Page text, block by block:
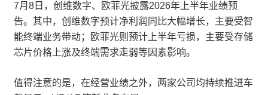
7月8日，创维数字、欧菲光披露2026年上半年业绩预
告。其中，创维数字预计净利润同比大幅增长，主要受智
能终端业务带动；欧菲光则预计上半年亏损，主要受存储
芯片价格上涨及终端需求走弱等因素影响。
值得注意的是，在经营业绩之外，两家公司均持续推进车